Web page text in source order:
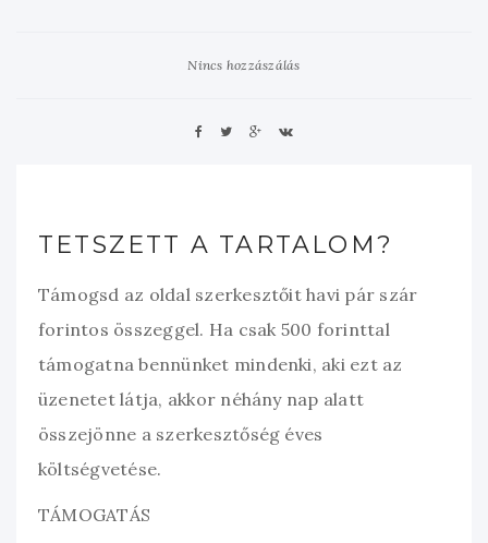
Nincs hozzászálás
TETSZETT A TARTALOM?
Támogsd az oldal szerkesztőit havi pár szár
forintos összeggel. Ha csak 500 forinttal
támogatna bennünket mindenki, aki ezt az
üzenetet látja, akkor néhány nap alatt
összejönne a szerkesztőség éves
költségvetése.
TÁMOGATÁS